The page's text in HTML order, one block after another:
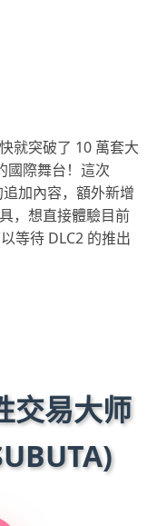
就突破了 10 萬套大
國際舞台！這次
加內容，額外新增
，想直接體驗目前
等待 DLC2 的推出
交易大师